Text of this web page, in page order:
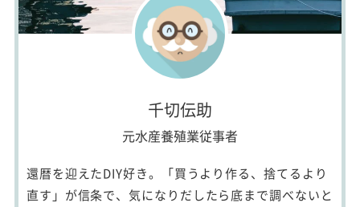
千切伝助
元水産養殖業従事者
還暦を迎えたDIY好き。「買うより作る、捨てるより
直す」が信条で、気になりだしたら底まで調べないと